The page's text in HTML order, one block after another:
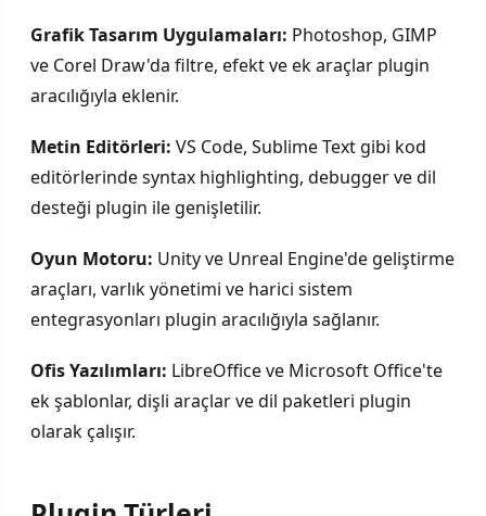
Grafik Tasarım Uygulamaları: Photoshop, GIMP
ve Corel Draw'da filtre, efekt ve ek araçlar plugin
aracılığıyla eklenir.
Metin Editörleri: VS Code, Sublime Text gibi kod
editörlerinde syntax highlighting, debugger ve dil
desteği plugin ile genişletilir.
Oyun Motoru: Unity ve Unreal Engine'de geliştirme
araçları, varlık yönetimi ve harici sistem
entegrasyonları plugin aracılığıyla sağlanır.
Ofis Yazılımları: LibreOffice ve Microsoft Office'te
ek şablonlar, dişli araçlar ve dil paketleri plugin
olarak çalışır.